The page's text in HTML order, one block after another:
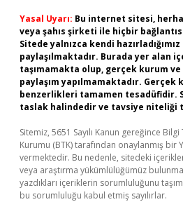
Yasal Uyarı: Bu internet sitesi,
veya şahıs şirketi ile hiçbir
Sitede yalnızca kendi
paylaşılmaktadır. Burada yer alan
taşımamakta olup, gerçek kurum
paylaşım yapılmamaktadır.
benzerlikleri tamamen tesadüfidir.
taslak halindedir ve tavsiye niteliği
Sitemiz, 5651 Sayılı Kanun gereğince
Kurumu (BTK) tarafından onaylanmış bir
vermektedir. Bu nedenle, sitedeki
veya araştırma yükümlülüğümüz
yazdıkları içeriklerin sorumluluğunu
bu sorumluluğu kabul etmiş sayılırlar.